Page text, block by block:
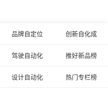
品牌自定位 创新自化成
驾驶自动化 推好新品榜
设计自动化 热门专栏榜